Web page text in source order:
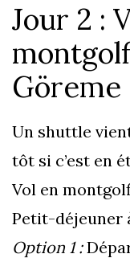
Jour 2 :
Göreme
Un shuttle
tôt si c’est en
Vol en
Petit-déjeuner
Option 1 :